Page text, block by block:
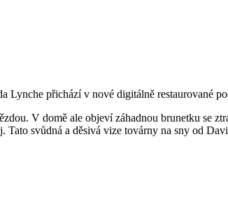
přichází v nové digitálně restaurované
V domě ale objeví záhadnou brunetku se
svůdná a děsivá vize továrny na sny od